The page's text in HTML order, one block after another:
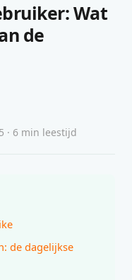
Wat
de
· 6 min leestijd
de dagelijkse